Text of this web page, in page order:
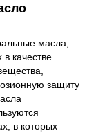
масла,
качестве
защиту
в которых